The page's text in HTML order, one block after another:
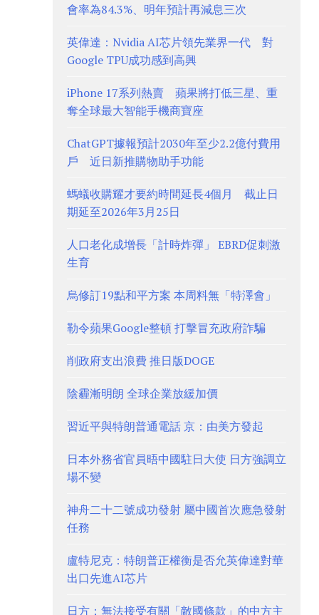
會率為84.3%、明年預計再減息三次
英偉達：Nvidia AI芯片領先業界一代 對
Google TPU成功感到高興
iPhone 17系列熱賣 蘋果將打低三星、重
奪全球最大智能手機商寶座
ChatGPT據報預計2030年至少2.2億付費用
戶 近日新推購物助手功能
螞蟻收購耀才要約時間延長4個月 截止日
期延至2026年3月25日
人口老化成增長「計時炸彈」 EBRD促刺激
生育
烏修訂19點和平方案 本周料無「特澤會」
勒令蘋果Google整頓 打擊冒充政府詐騙
削政府支出浪費 推日版DOGE
陰霾漸明朗 全球企業放緩加價
習近平與特朗普通電話 京：由美方發起
日本外務省官員晤中國駐日大使 日方強調立
場不變
神舟二十二號成功發射 屬中國首次應急發射
任務
盧特尼克：特朗普正權衡是否允英偉達對華
出口先進AI芯片
日方：無法接受有關「敵國條款」的中方主